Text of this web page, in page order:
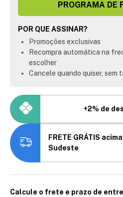
PROGRAMA DE
POR QUE ASSINAR?
Promoções exclusivas
Recompra automática na
escolher
Cancele quando quiser, sem
+2% de
FRETE GRÁTIS
Sudeste
Calcule o frete e prazo de